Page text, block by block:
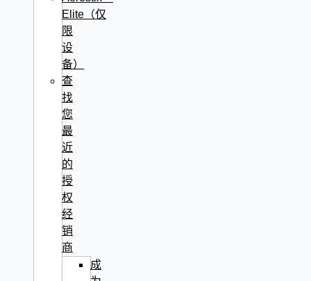
Elite（仅
限
设
备）
查
找
您
最
近
的
授
权
经
销
商
成